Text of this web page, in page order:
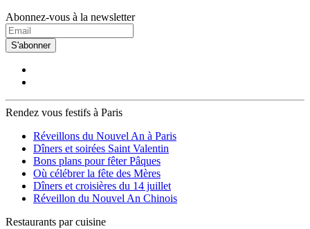
Abonnez-vous à la newsletter
S'abonner
Rendez vous festifs à Paris
Réveillons du Nouvel An à Paris
Dîners et soirées Saint Valentin
Bons plans pour fêter Pâques
Où célébrer la fête des Mères
Dîners et croisières du 14 juillet
Réveillon du Nouvel An Chinois
Restaurants par cuisine